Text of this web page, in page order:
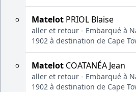
Matelot PRIOL Blaise
aller et retour - Embarqué à
1902 à destination de Cape
Matelot COATANÉA Jean
aller et retour - Embarqué à
1902 à destination de Cape